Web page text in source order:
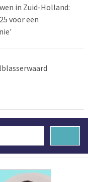
in Zuid-Holland:
voor een